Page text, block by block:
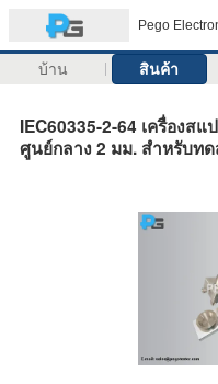
Pego
บ้าน สินค้า
IEC60335-2-64 เครื่องส
ศูนย์กลาง 2 มม. สำหรับท